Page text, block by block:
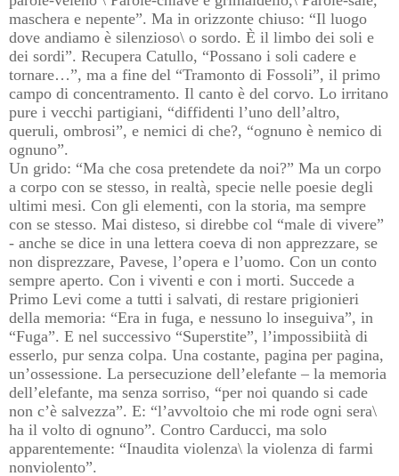
maschera e nepente”. Ma in orizzonte chiuso: “Il luogo
dove andiamo è silenzioso\ o sordo. È il limbo dei soli e
dei sordi”. Recupera Catullo, “Possano i soli cadere e
tornare…”, ma a fine del “Tramonto di Fossoli”, il primo
campo di concentramento. Il canto è del corvo. Lo irritano
pure i vecchi partigiani, “diffidenti l’uno dell’altro,
queruli, ombrosi”, e nemici di che?, “ognuno è nemico di
ognuno”.
Un grido: “Ma che cosa pretendete da noi?” Ma un corpo
a corpo con se stesso, in realtà, specie nelle poesie degli
ultimi mesi. Con gli elementi, con la storia, ma sempre
con se stesso. Mai disteso, si direbbe col “male di vivere”
- anche se dice in una lettera coeva di non apprezzare, se
non disprezzare, Pavese, l’opera e l’uomo. Con un conto
sempre aperto. Con i viventi e con i morti. Succede a
Primo Levi come a tutti i salvati, di restare prigionieri
della memoria: “Era in fuga, e nessuno lo inseguiva”, in
“Fuga”. E nel successivo “Superstite”, l’impossibiità di
esserlo, pur senza colpa. Una costante, pagina per pagina,
un’ossessione. La persecuzione dell’elefante – la memoria
dell’elefante, ma senza sorriso, “per noi quando si cade
non c’è salvezza”. E: “l’avvoltoio che mi rode ogni sera\
ha il volto di ognuno”. Contro Carducci, ma solo
apparentemente: “Inaudita violenza\ la violenza di farmi
nonviolento”.